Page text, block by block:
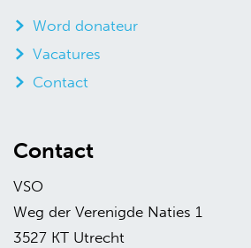
Word donateur
Vacatures
Contact
Contact
VSO
Weg der Verenigde Naties 1
3527 KT Utrecht